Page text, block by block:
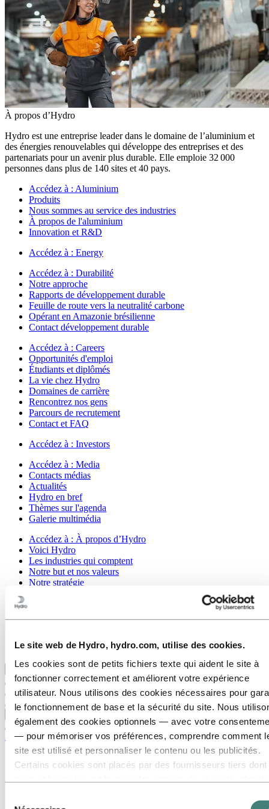
Le site web de Hydro, hydro.com, utilise des cookies.
Les cookies sont de petits fichiers texte qui aident le site à
fonctionner correctement et améliorent votre expérience
utilisateur. Nous utilisons des cookies nécessaires pour
le fonctionnement de base et la sécurité du site. Nous
également des cookies optionnels — avec votre
— pour mémoriser vos préférences, comprendre comment
site est utilisé et personnaliser le contenu ou les publicités.
Certains cookies sont placés par des fournisseurs tiers dont
À propos d’Hydro
Hydro est une entreprise leader dans le domaine de l’aluminium et
des énergies renouvelables qui développe des entreprises et des
partenariats pour un avenir plus durable. Elle emploie 32 000
personnes dans plus de 140 sites et 40 pays.
Accédez à : Aluminium
Produits
Nous sommes au service des industries
À propos de l'aluminium
Innovation et R&D
Accédez à : Energy
Accédez à : Durabilité
Notre approche
Rapports de développement durable
Feuille de route vers la neutralité carbone
Opérant en Amazonie brésilienne
Contact développement durable
Accédez à : Careers
Opportunités d'emploi
Étudiants et diplômés
La vie chez Hydro
Domaines de carrière
Rencontrez nos gens
Parcours de recrutement
Contact et FAQ
Accédez à : Investors
Accédez à : Media
Contacts médias
Actualités
Hydro en bref
Thèmes sur l'agenda
Galerie multimédia
Accédez à : À propos d’Hydro
Voici Hydro
Les industries qui comptent
Notre but et nos valeurs
Notre stratégie
Les articles d’Hydro
Retour au menu principal
À propos d’Hydro
Voici Hydro
Les industries qui comptent